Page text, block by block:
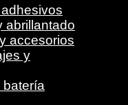
abrillantado
accesorios
y
batería